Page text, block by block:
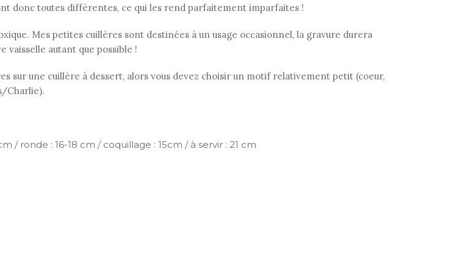
donc toutes différentes, ce qui les rend parfaitement imparfaites !
Mes petites cuillères sont destinées à un usage occasionnel, la gravure durera
vaisselle autant que possible !
sur une cuillère à dessert, alors vous devez choisir un motif relativement petit (coeur,
Charlie).
/ ronde : 16-18 cm / coquillage : 15cm / à servir : 21 cm